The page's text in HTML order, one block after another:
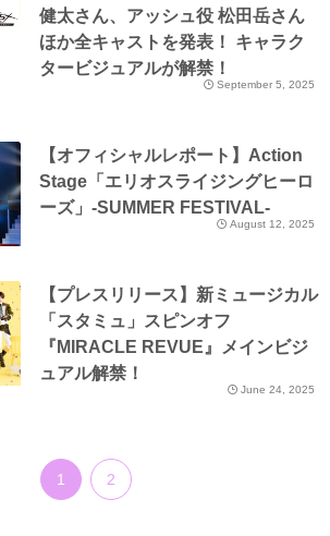
健太さん、アッシュ役 松田岳さん
ほか全キャストを発表！ キャラク
タービジュアルが解禁！
September 5, 2025
【オフィシャルレポート】Action
Stage「エリオスライジングヒーロ
ーズ」-SUMMER FESTIVAL-
August 12, 2025
【プレスリリース】新ミュージカル
「スタミュ」スピンオフ
『MIRACLE REVUE』メインビジ
ュアル解禁！
June 24, 2025
1 2